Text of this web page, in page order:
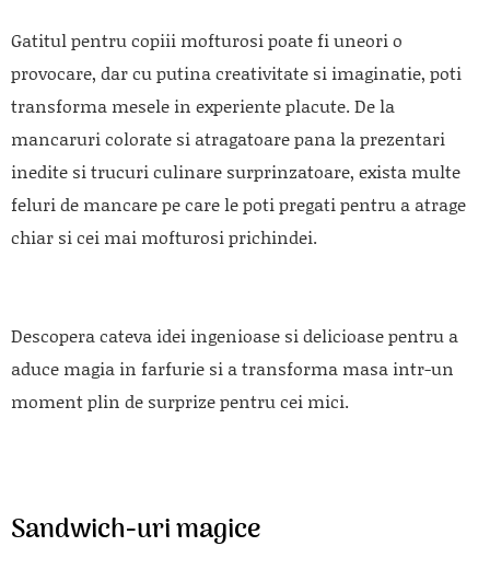
Gatitul pentru copiii mofturosi poate fi uneori o
provocare, dar cu putina creativitate si imaginatie, poti
transforma mesele in experiente placute. De la
mancaruri colorate si atragatoare pana la prezentari
inedite si trucuri culinare surprinzatoare, exista multe
feluri de mancare pe care le poti pregati pentru a atrage
chiar si cei mai mofturosi prichindei.
Descopera cateva idei ingenioase si delicioase pentru a
aduce magia in farfurie si a transforma masa intr-un
moment plin de surprize pentru cei mici.
Sandwich-uri magice